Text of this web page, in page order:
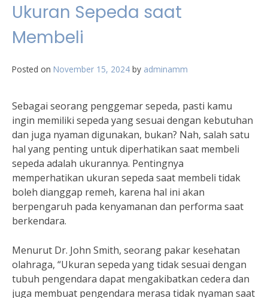
Ukuran Sepeda saat
Membeli
Posted on November 15, 2024 by adminamm
Sebagai seorang penggemar sepeda, pasti kamu
ingin memiliki sepeda yang sesuai dengan kebutuhan
dan juga nyaman digunakan, bukan? Nah, salah satu
hal yang penting untuk diperhatikan saat membeli
sepeda adalah ukurannya. Pentingnya
memperhatikan ukuran sepeda saat membeli tidak
boleh dianggap remeh, karena hal ini akan
berpengaruh pada kenyamanan dan performa saat
berkendara.
Menurut Dr. John Smith, seorang pakar kesehatan
olahraga, “Ukuran sepeda yang tidak sesuai dengan
tubuh pengendara dapat mengakibatkan cedera dan
juga membuat pengendara merasa tidak nyaman saat